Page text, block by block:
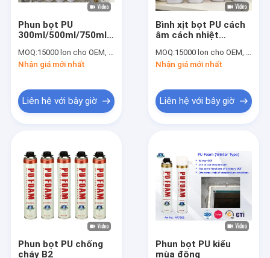
Sản phẩm
Về chúng tôi
Chuyến tham quan nhà máy
Phun bọt PU
300ml/500ml/750ml
phong / làm đầy /
cách nhiệt
MOQ:15000 lon cho OEM, 6000 lon cho thương hiệu Aristo
Nhận giá mới nhất
Liên hệ với bây giờ
Bình xịt bọt PU cách
âm cách nhiệt
OEM
MOQ:15000 lon cho OEM, 6000 lon cho thương hiệu Aristo
Nhận giá mới nhất
Liên hệ với bây giờ
Phun bọt PU chống
cháy B2
Phun bọt PU kiểu
mùa đông